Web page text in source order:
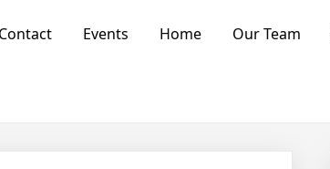
Contact Events Home Our Team